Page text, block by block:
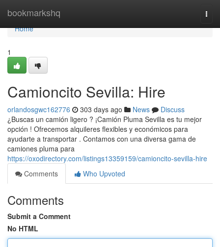
bookmarkshq
Home
Home
1
Camioncito Sevilla: Hire
orlandosgwc162776 303 days ago News
Discuss
¿Buscas un camión ligero ? ¡Camión Pluma Sevilla es tu mejor
opción ! Ofrecemos alquileres flexibles y económicos para
ayudarte a transportar . Contamos con una diversa gama de
camiones pluma para
https://oxodirectory.com/listings13359159/camioncito-sevilla-hire
Comments
Who Upvoted
Comments
Submit a Comment
No HTML